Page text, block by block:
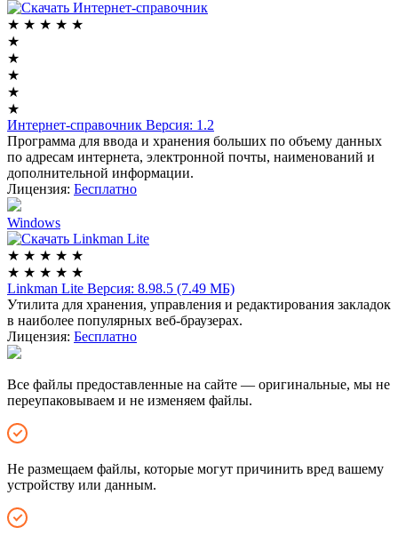
★ ★ ★ ★ ★
★
★
★
★
★
Интернет-справочник Версия: 1.2
Программа для ввода и хранения больших по объему данных
по адресам интернета, электронной почты, наименований и
дополнительной информации.
Лицензия: Бесплатно
Windows
★ ★ ★ ★ ★
★ ★ ★ ★ ★
Linkman Lite Версия: 8.98.5 (7.49 МБ)
Утилита для хранения, управления и редактирования закладок
в наиболее популярных веб-браузерах.
Лицензия: Бесплатно
Все файлы предоставленные на сайте — оригинальные, мы не
переупаковываем и не изменяем файлы.
Не размещаем файлы, которые могут причинить вред вашему
устройству или данным.